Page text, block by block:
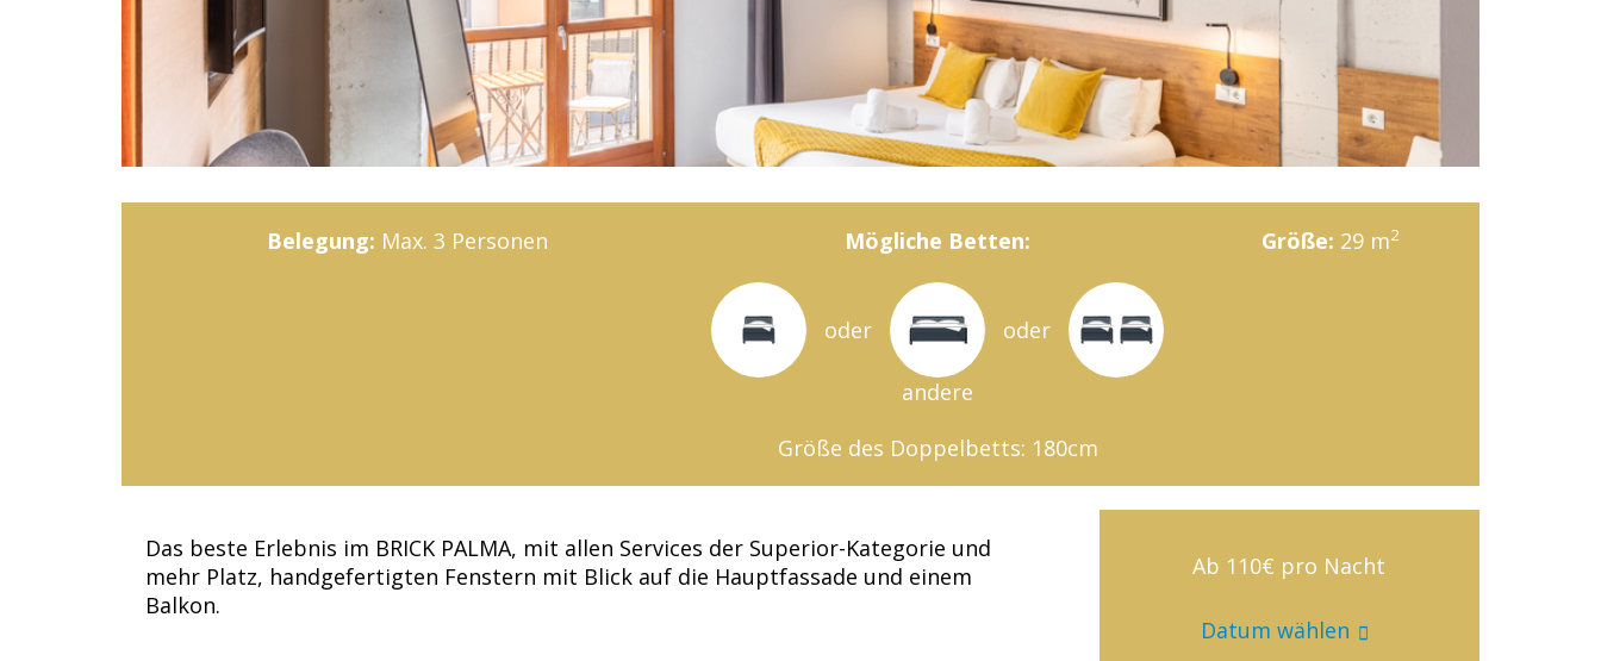
Belegung: Max. 3 Personen Mögliche Betten:
oder oder
andere
Größe des Doppelbetts: 180cm
Größe: 29 m2
Das beste Erlebnis im BRICK PALMA, mit allen Services der Superior-Kategorie und
mehr Platz, handgefertigten Fenstern mit Blick auf die Hauptfassade und einem
Balkon.
Ab 110€ pro Nacht
Datum wählen